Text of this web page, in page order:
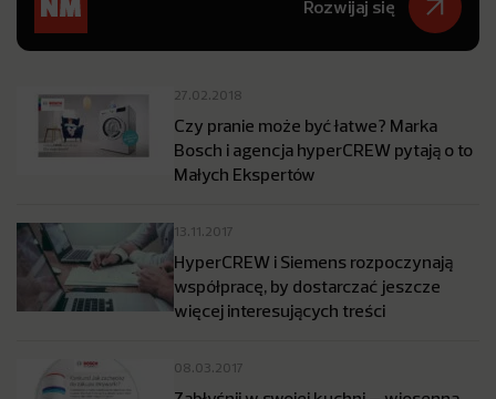
Rozwijaj się
27.02.2018
Czy pranie może być łatwe? Marka
Bosch i agencja hyperCREW pytają o to
Małych Ekspertów
13.11.2017
HyperCREW i Siemens rozpoczynają
współpracę, by dostarczać jeszcze
więcej interesujących treści
08.03.2017